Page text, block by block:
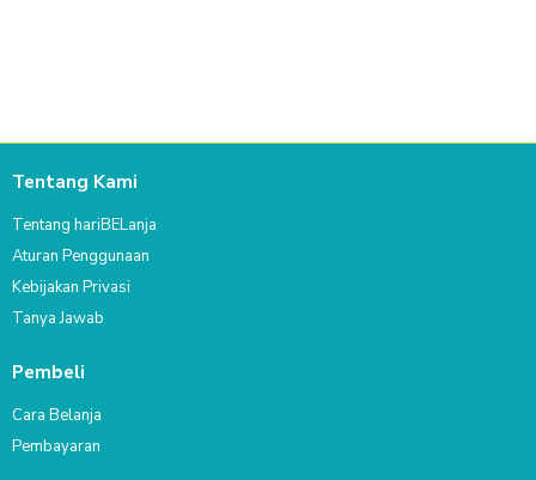
Tentang Kami
Tentang hariBELanja
Aturan Penggunaan
Kebijakan Privasi
Tanya Jawab
Pembeli
Cara Belanja
Pembayaran